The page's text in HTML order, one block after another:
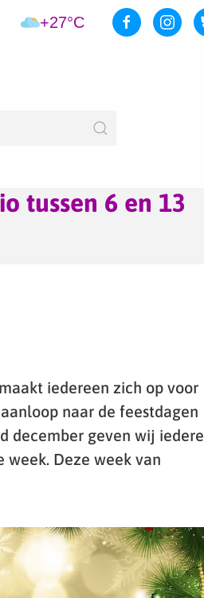
+27°C
tussen 6 en 13
iedereen zich op voor
naar de feestdagen
december geven wij iedere
Deze week van